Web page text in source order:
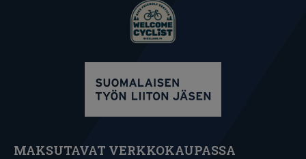
MAKSUTAVAT VERKKOKAUPASSA